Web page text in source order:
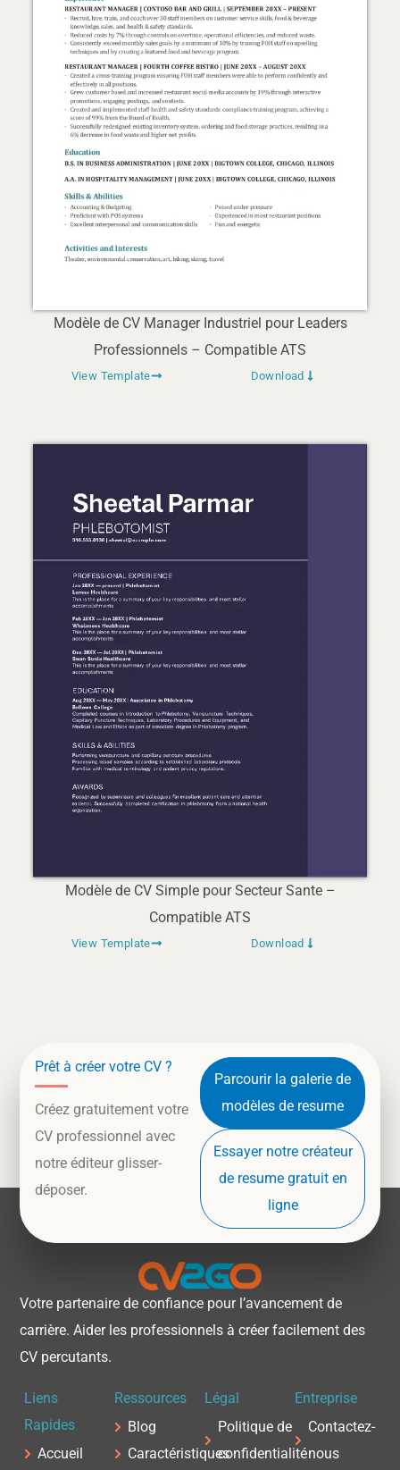
Modèle de CV Manager Industriel pour Leaders
Professionnels – Compatible ATS
View Template Download
Modèle de CV Simple pour Secteur Sante –
Compatible ATS
View Template Download
Prêt à créer votre CV ?
Créez gratuitement votre
CV professionnel avec
notre éditeur glisser-
déposer.
Parcourir la galerie de
modèles de resume
Essayer notre créateur
de resume gratuit en
ligne
Votre partenaire de confiance pour l’avancement de
carrière. Aider les professionnels à créer facilement des
CV percutants.
Liens
Rapides
Accueil
Ressources
Blog
Caractéristiques
Légal
Politique de
confidentialité
Entreprise
Contactez-
nous